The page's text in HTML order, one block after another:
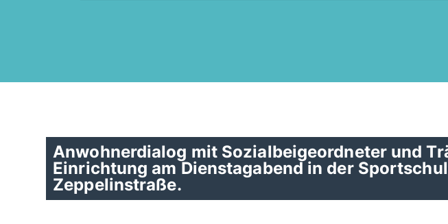
Anwohnerdialog mit Sozialbeigeordneter und
Einrichtung am Dienstagabend in der
Zeppelinstraße.